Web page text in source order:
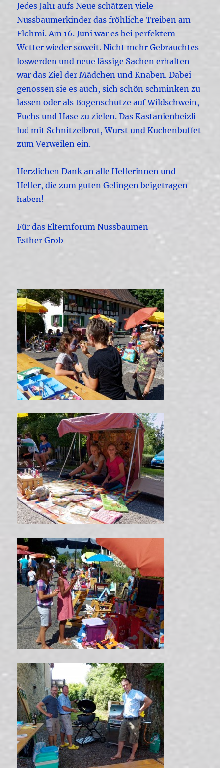
Jedes Jahr aufs Neue schätzen viele
Nussbaumerkinder das fröhliche Treiben am
Flohmi. Am 16. Juni war es bei perfektem
Wetter wieder soweit.Nicht mehr Gebrauchtes
loswerden und neue lässige Sachen erhalten
war das Ziel der Mädchen und Knaben. Dabei
genossen sie es auch, sich schön schminken zu
lassen oder als Bogenschütze auf Wildschwein,
Fuchs und Hase zu zielen. Das Kastanienbeizli
lud mit Schnitzelbrot, Wurst und Kuchenbuffet
zum Verweilen ein.
Herzlichen Dank an alle Helferinnen und
Helfer, die zum guten Gelingen beigetragen
haben!
Für das Elternforum Nussbaumen
Esther Grob